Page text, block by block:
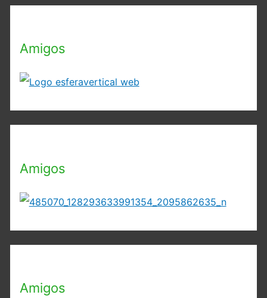
Amigos
Amigos
Amigos